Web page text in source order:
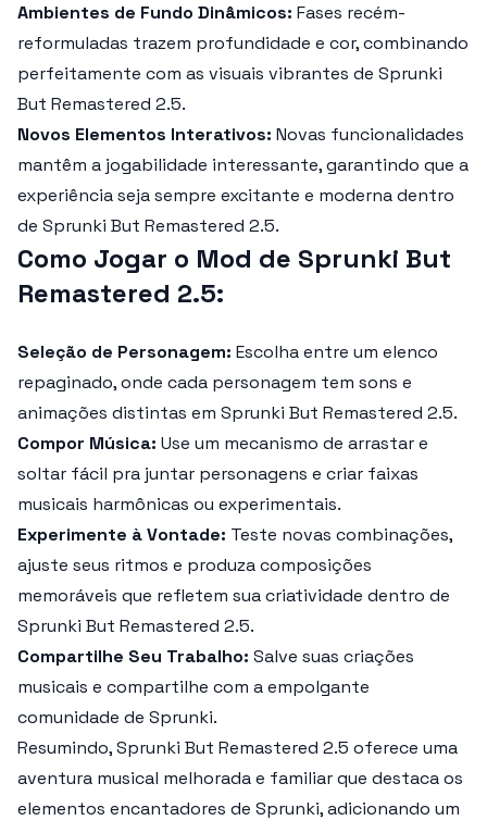
Ambientes de Fundo Dinâmicos: Fases recém-
reformuladas trazem profundidade e cor, combinando
perfeitamente com as visuais vibrantes de Sprunki
But Remastered 2.5.
Novos Elementos Interativos: Novas funcionalidades
mantêm a jogabilidade interessante, garantindo que a
experiência seja sempre excitante e moderna dentro
de Sprunki But Remastered 2.5.
Como Jogar o Mod de Sprunki But
Remastered 2.5:
Seleção de Personagem: Escolha entre um elenco
repaginado, onde cada personagem tem sons e
animações distintas em Sprunki But Remastered 2.5.
Compor Música: Use um mecanismo de arrastar e
soltar fácil pra juntar personagens e criar faixas
musicais harmônicas ou experimentais.
Experimente à Vontade: Teste novas combinações,
ajuste seus ritmos e produza composições
memoráveis que refletem sua criatividade dentro de
Sprunki But Remastered 2.5.
Compartilhe Seu Trabalho: Salve suas criações
musicais e compartilhe com a empolgante
comunidade de Sprunki.
Resumindo,Sprunki But Remastered 2.5 oferece uma
aventura musical melhorada e familiar que destaca os
elementos encantadores de Sprunki, adicionando um